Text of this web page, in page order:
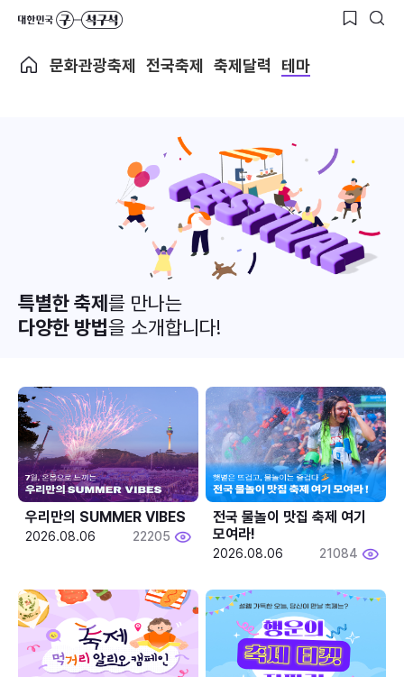
문화관광축제 전국축제 축제달력 테마
특별한 축제를 만나는
다양한 방법을 소개합니다!
우리만의 SUMMER VIBES
2026.08.06 22205
전국 물놀이 맛집 축제 여기
모여라!
2026.08.06 21084